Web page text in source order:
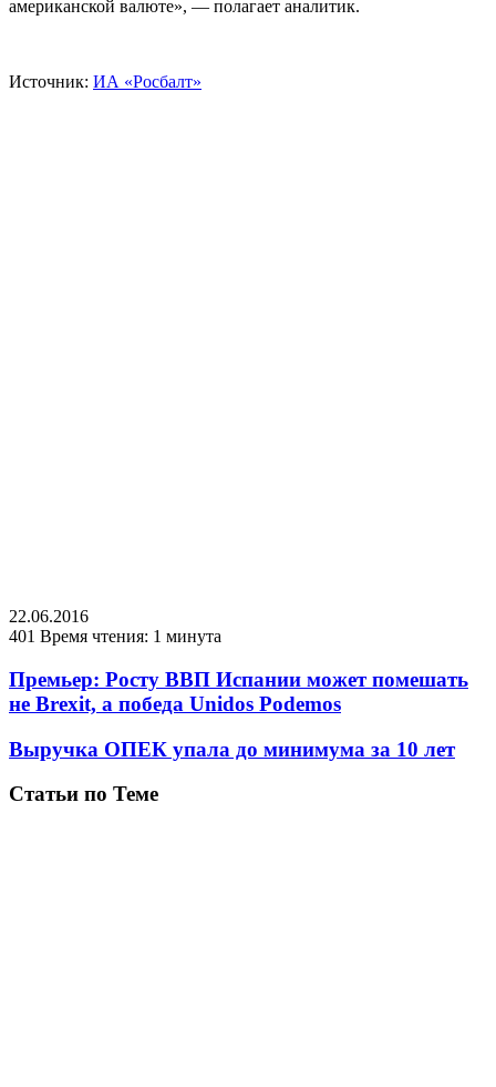
американской валюте», — полагает аналитик.
Источник: ИА «Росбалт»
22.06.2016
401 Время чтения: 1 минута
Премьер: Росту ВВП Испании может помешать
не Brexit, а победа Unidos Podemos
Выручка ОПЕК упала до минимума за 10 лет
Статьи по Теме